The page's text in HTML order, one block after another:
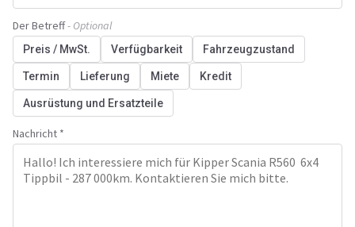
Der Betreff- Optional
Preis / MwSt. Verfügbarkeit Fahrzeugzustand
Termin Lieferung Miete Kredit
Ausrüstung und Ersatzteile
Nachricht *